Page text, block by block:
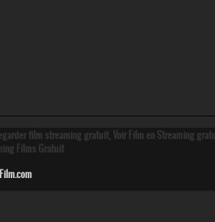
film streaming gratuit, Voir Film en Streaming
Films Gratuit